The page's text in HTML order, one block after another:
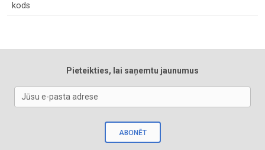
kods
Pieteikties, lai saņemtu jaunumus
Jūsu e-pasta adrese
ABONĒT